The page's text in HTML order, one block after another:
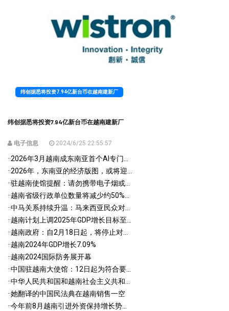
纬创据悉将投资7.94亿新台币在越南建新厂
纬创据悉将投资7.94亿新台币在越南建新厂
电子信息 2024/6/25 22:55:57
··2026年3月越南成东南亚首个AI专门...
··2026年，东南亚的经济版图，或将迎...
··驻越南使馆提醒：请勿携带电子烟或...
··越南省级行政单位数量将减少约50%...
··中马关系持续升温：马来西亚民众对...
··越南计划上调2025年GDP增长目标至...
··越南政府：自2月18日起，将停止对...
··越南2024年GDP增长7.09%
··越南2024国际防务展开幕
··中国驻越南大使馆：12日起为符合要...
··中华人民共和国和越南社会主义共和...
··她翻译的中国民法典在越南销售一空
··今年前8月越南引进外资保持增长势...